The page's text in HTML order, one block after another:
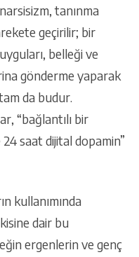
tanınma
geçirilir; bir
belleği ve
gönderme yaparak
da budur.
“bağlantılı bir
saat dijital dopamin”
kullanımında
dair bu
ergenlerin ve genç